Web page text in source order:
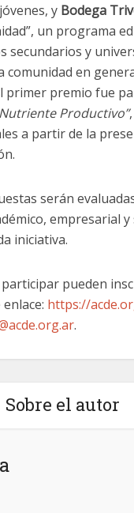
y Bodega
un programa
secundarios y
en
primer premio fue
Productivo”
a partir de la
serán
empresarial
iniciativa.
pueden
https://
.
Sobre el autor